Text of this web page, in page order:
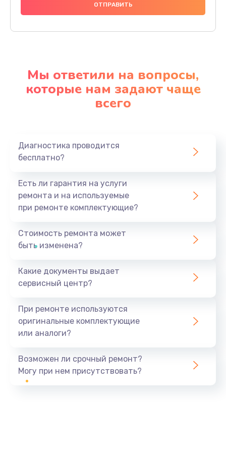
Мы ответили на вопросы,
которые нам задают чаще
всего
Диагностика проводится
бесплатно?
Есть ли гарантия на услуги
ремонта и на используемые
при ремонте комплектующие?
Стоимость ремонта может
быть изменена?
Какие документы выдает
сервисный центр?
При ремонте используются
оригинальные комплектующие
или аналоги?
Возможен ли срочный ремонт?
Могу при нем присутствовать?